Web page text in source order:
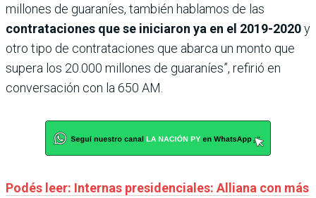
millones de guaraníes, también hablamos de las
contrataciones que se iniciaron ya en el 2019-2020y
otro tipo de contrataciones que abarca un monto que
supera los 20.000 millones de guaraníes”, refirió en
conversación con la 650 AM.
Podés leer: Internas presidenciales: Alliana con más